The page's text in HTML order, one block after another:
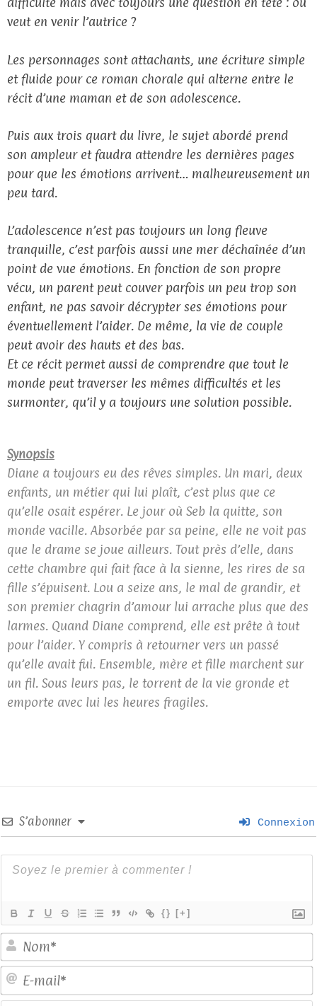
veut en venir l’autrice ?
Les personnages sont attachants, une écriture simple
et fluide pour ce roman chorale qui alterne entre le
récit d’une maman et de son adolescence.
Puis aux trois quart du livre, le sujet abordé prend
son ampleur et faudra attendre les dernières pages
pour que les émotions arrivent… malheureusement un
peu tard.
L’adolescence n’est pas toujours un long fleuve
tranquille, c’est parfois aussi une mer déchaînée d’un
point de vue émotions. En fonction de son propre
vécu, un parent peut couver parfois un peu trop son
enfant, ne pas savoir décrypter ses émotions pour
éventuellement l’aider. De même, la vie de couple
peut avoir des hauts et des bas.
Et ce récit permet aussi de comprendre que tout le
monde peut traverser les mêmes difficultés et les
surmonter, qu’il y a toujours une solution possible.
Synopsis
Diane a toujours eu des rêves simples. Un mari, deux
enfants, un métier qui lui plaît, c’est plus que ce
qu’elle osait espérer. Le jour où Seb la quitte, son
monde vacille. Absorbée par sa peine, elle ne voit pas
que le drame se joue ailleurs. Tout près d’elle, dans
cette chambre qui fait face à la sienne, les rires de sa
fille s’épuisent. Lou a seize ans, le mal de grandir, et
son premier chagrin d’amour lui arrache plus que des
larmes. Quand Diane comprend, elle est prête à tout
pour l’aider. Y compris à retourner vers un passé
qu’elle avait fui. Ensemble, mère et fille marchent sur
un fil. Sous leurs pas, le torrent de la vie gronde et
emporte avec lui les heures fragiles.
S’abonner Connexion
{} [+]